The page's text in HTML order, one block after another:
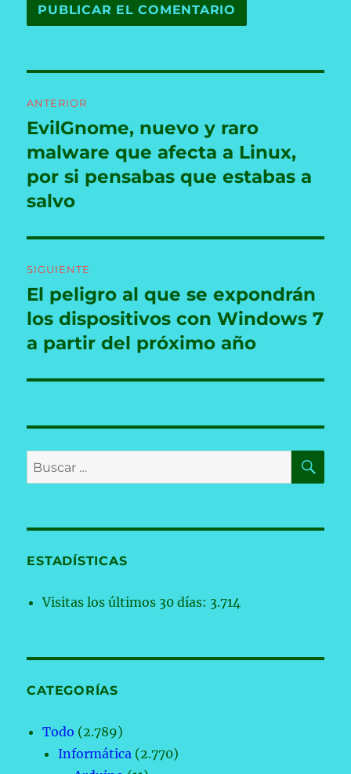
de
entradas
ANTERIOR
Entrada
anterior:
EvilGnome, nuevo y raro
malware que afecta a Linux,
por si pensabas que estabas a
salvo
SIGUIENTE
Entrada
siguiente:
El peligro al que se expondrán
los dispositivos con Windows 7
a partir del próximo año
Buscar
por:
ESTADÍSTICAS
Visitas los últimos 30 días: 3.714
CATEGORÍAS
Todo (2.789)
Informática (2.770)